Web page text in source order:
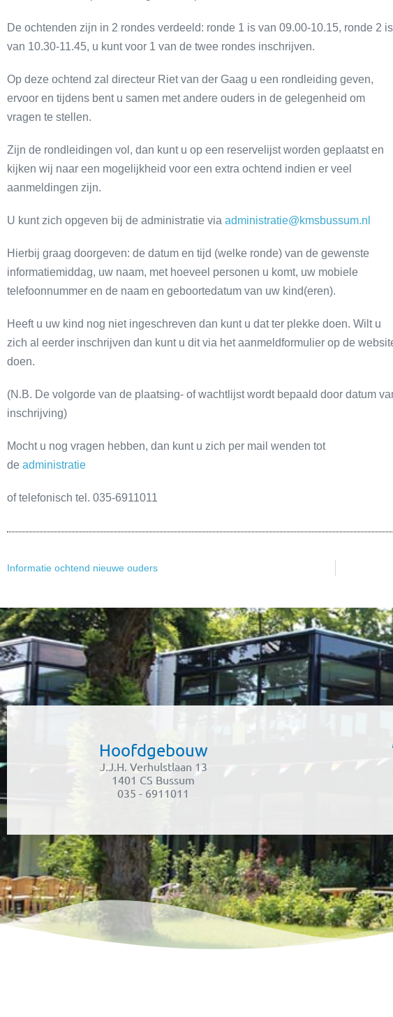
De ochtenden zijn in 2 rondes verdeeld: ronde 1 is van 09.00-10.15, ronde 2 is
van 10.30-11.45, u kunt voor 1 van de twee rondes inschrijven.
Op deze ochtend zal directeur Riet van der Gaag u een rondleiding geven,
ervoor en tijdens bent u samen met andere ouders in de gelegenheid om
vragen te stellen.
Zijn de rondleidingen vol, dan kunt u op een reservelijst worden geplaatst en
kijken wij naar een mogelijkheid voor een extra ochtend indien er veel
aanmeldingen zijn.
U kunt zich opgeven bij de administratie via administratie@kmsbussum.nl
Hierbij graag doorgeven: de datum en tijd (welke ronde) van de gewenste
informatiemiddag, uw naam, met hoeveel personen u komt, uw mobiele
telefoonnummer en de naam en geboortedatum van uw kind(eren).
Heeft u uw kind nog niet ingeschreven dan kunt u dat ter plekke doen. Wilt u
zich al eerder inschrijven dan kunt u dit via het aanmeldformulier op de
doen.
(N.B. De volgorde van de plaatsing- of wachtlijst wordt bepaald door datum
inschrijving)
Mocht u nog vragen hebben, dan kunt u zich per mail wenden tot
de administratie
of telefonisch tel. 035-6911011
Informatie ochtend nieuwe ouders
Hoofdgebouw
J.J.H. Verhulstlaan 13
1401 CS Bussum
035 - 6911011